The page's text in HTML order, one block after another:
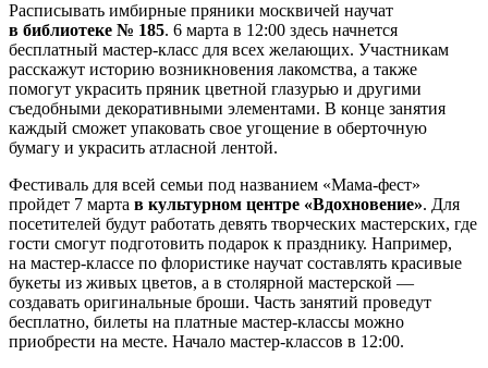
Расписывать имбирные пряники москвичей научат
в библиотеке № 185. 6 марта в 12:00 здесь начнется
бесплатный мастер-класс для всех желающих. Участникам
расскажут историю возникновения лакомства, а также
помогут украсить пряник цветной глазурью и другими
съедобными декоративными элементами. В конце занятия
каждый сможет упаковать свое угощение в оберточную
бумагу и украсить атласной лентой.
Фестиваль для всей семьи под названием «Мама-фест»
пройдет 7 марта в культурном центре «Вдохновение». Для
посетителей будут работать девять творческих мастерских, где
гости смогут подготовить подарок к празднику. Например,
на мастер-классе по флористике научат составлять красивые
букеты из живых цветов, а в столярной мастерской —
создавать оригинальные броши. Часть занятий проведут
бесплатно, билеты на платные мастер-классы можно
приобрести на месте. Начало мастер-классов в 12:00.